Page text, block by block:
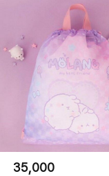
35,000